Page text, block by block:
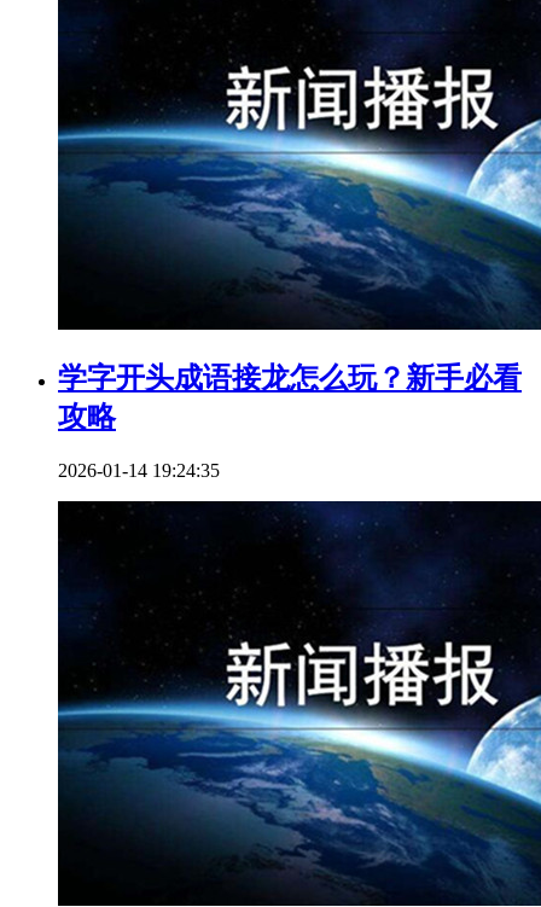
学字开头成语接龙怎么玩？新手必看
攻略
2026-01-14 19:24:35